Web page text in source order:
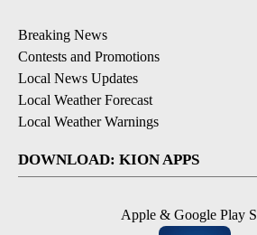
Breaking News
Contests and Promotions
Local News Updates
Local Weather Forecast
Local Weather Warnings
DOWNLOAD: KION APPS
Apple & Google Play